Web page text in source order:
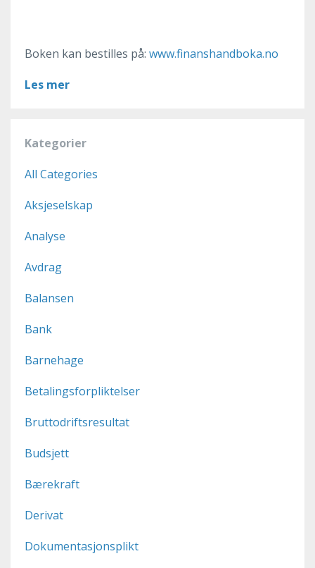
Boken kan bestilles på: www.finanshandboka.no
Les mer
Kategorier
All Categories
Aksjeselskap
Analyse
Avdrag
Balansen
Bank
Barnehage
Betalingsforpliktelser
Bruttodriftsresultat
Budsjett
Bærekraft
Derivat
Dokumentasjonsplikt